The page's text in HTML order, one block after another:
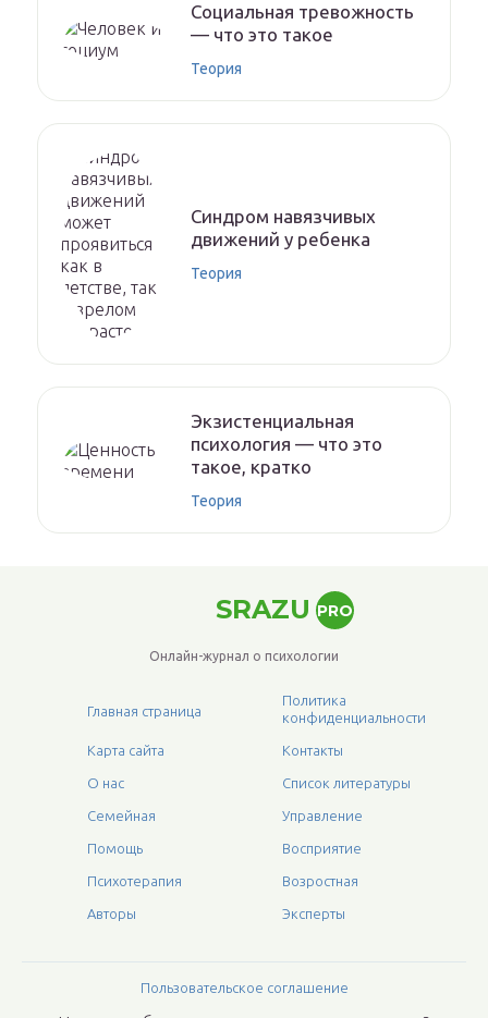
Социальная тревожность
— что это такое
Теория
Синдром навязчивых
движений у ребенка
Теория
Экзистенциальная
психология — что это
такое, кратко
Теория
SRAZU PRO
Онлайн-журнал о психологии
Главная страница
Политика
конфиденциальности
Карта сайта Контакты
О нас Список литературы
Семейная Управление
Помощь Восприятие
Психотерапия Возростная
Авторы Эксперты
Пользовательское соглашение